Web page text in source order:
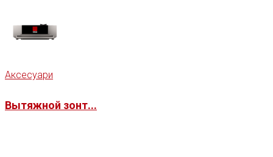
Аксесуари
Вытяжной зонт...